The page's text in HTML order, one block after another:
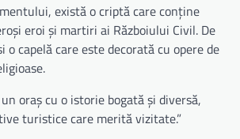
există o criptă care conține
eroi și martiri ai Războiului Civil. De
o capelă care este decorată cu opere de
oraș cu o istorie bogată și diversă,
turistice care merită vizitate.”